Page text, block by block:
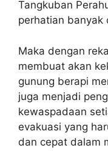
Tangkuban
perhatian banyak
Maka dengan
membuat akan
gunung berapi
juga menjadi
kewaspadaan
evakuasi yang
dan cepat dalam